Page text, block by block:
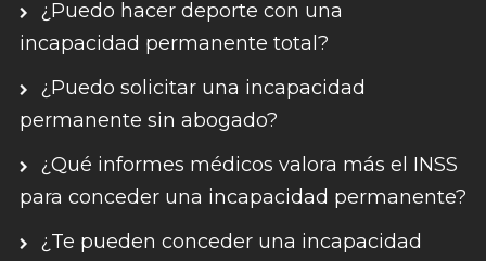
¿Puedo hacer deporte con una
incapacidad permanente total?
¿Puedo solicitar una incapacidad
permanente sin abogado?
¿Qué informes médicos valora más el INSS
para conceder una incapacidad permanente?
¿Te pueden conceder una incapacidad